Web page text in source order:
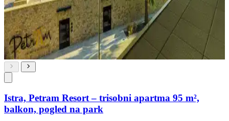
Istra, Petram Resort – trisobni apartma 95 m²,
balkon, pogled na park